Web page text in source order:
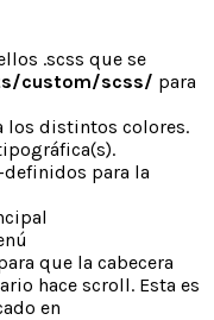
.scss que se
custom/scss/ para
los distintos colores.
definidos para la
que la cabecera
hace scroll. Esta es
en